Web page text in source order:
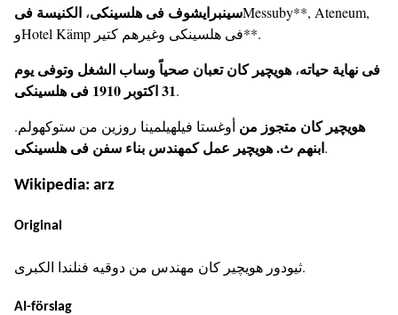
سينبرايشوف فى هلسينكى، الكنيسة فى
Messuby**, Ateneum,
وHotel Kämp فى هلسينكى وغيرهم كتير**.
فى نهاية حياته، هويچير كان تعبان صحياً وساب الشغل وتوفى يوم
31 اكتوبر 1910 فى هلسينكى.
هويچير كان متجوز من أوغستا فيلهيلمينا روزين من ستوكهولم.
ابنهم ث. هويچير عمل كمهندس بناء سفن فى هلسينكى.
Wikipedia: arz
Original
ثيودور هويچير كان مهندس من دوقيه فنلندا الكبرى.
AI-förslag